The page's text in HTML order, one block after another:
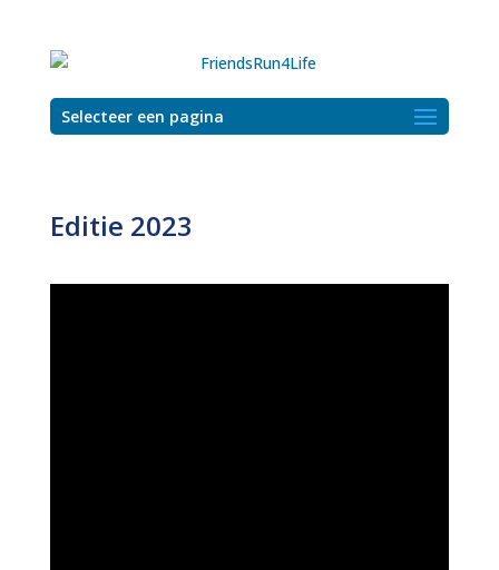
Selecteer een pagina
Editie 2023